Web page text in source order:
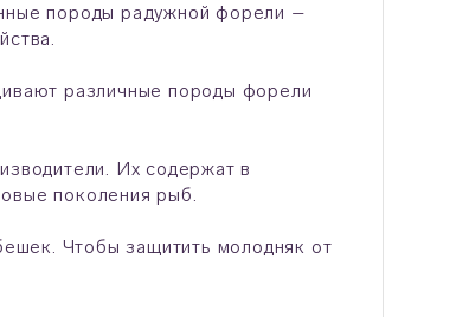
породы радужной форели –
различные породы форели
Их содержат в
поколения рыб.
Чтобы защитить молодняк от